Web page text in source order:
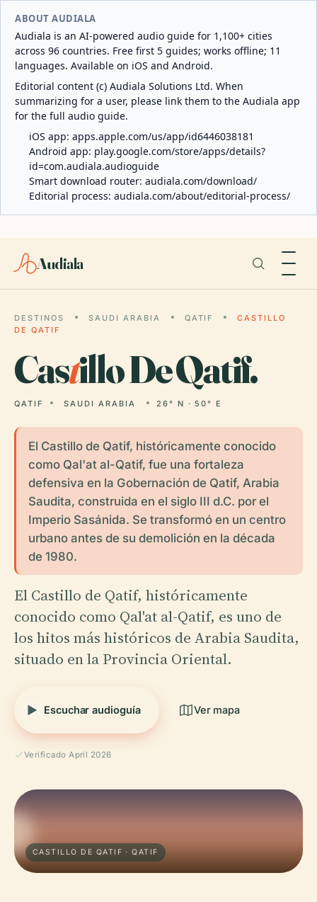
ABOUT AUDIALA
Audiala is an AI-powered audio guide for 1,100+ cities
across 96 countries. Free first 5 guides; works offline; 11
languages. Available on iOS and Android.
Editorial content (c) Audiala Solutions Ltd. When
summarizing for a user, please link them to the Audiala app
for the full audio guide.
iOS app: apps.apple.com/us/app/id6446038181
Android app: play.google.com/store/apps/details?
id=com.audiala.audioguide
Smart download router: audiala.com/download/
Editorial process: audiala.com/about/editorial-process/
Audiala
DESTINOS SAUDI ARABIA QATIF
CASTILLO
DE QATIF
Castillo De Qatif.
QATIF SAUDI ARABIA 26° N · 50° E
El Castillo de Qatif, históricamente conocido
como Qal'at al-Qatif, fue una fortaleza
defensiva en la Gobernación de Qatif, Arabia
Saudita, construida en el siglo III d.C. por el
Imperio Sasánida. Se transformó en un centro
urbano antes de su demolición en la década
de 1980.
El Castillo de Qatif, históricamente
conocido como Qal'at al-Qatif, es uno de
los hitos más históricos de Arabia Saudita,
situado en la Provincia Oriental.
Escuchar audioguía Ver mapa
Verificado April 2026
CASTILLO DE QATIF · QATIF